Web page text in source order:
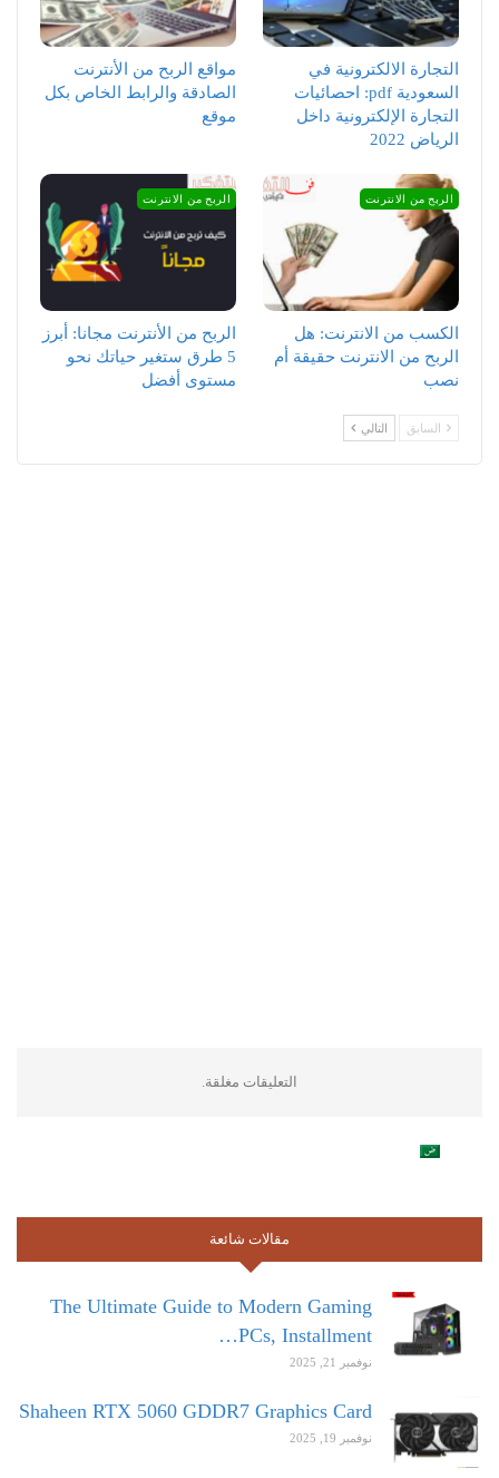
التجارة الالكترونية في
السعودية pdf: احصائيات
التجارة الإلكترونية داخل
الرياض 2022
مواقع الربح من الأنترنت
الصادقة والرابط الخاص بكل
موقع
الربح من الانترنت
الكسب من الانترنت: هل
الربح من الانترنت حقيقة أم
نصب
الربح من الانترنت
الربح من الأنترنت مجانا: أبرز
5 طرق ستغير حياتك نحو
مستوى أفضل
السابق التالي
التعليقات مغلقة.
مقالات شائعة
The Ultimate Guide to Modern Gaming
PCs, Installment…
نوفمبر 21, 2025
Shaheen RTX 5060 GDDR7 Graphics Card
نوفمبر 19, 2025